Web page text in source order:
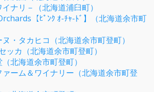
ナリ－（北海道浦臼町）
【ﾋﾟﾝｸ ｵ-ﾁｬ-ﾄﾞ】（北海道余市町
）
ヌ・タカヒコ（北海道余市町登町）
ッカ（北海道余市町登町）
北海道余市町登町）
ァーム＆ワイナリー（北海道余市町登